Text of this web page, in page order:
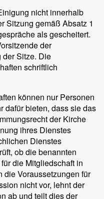
nicht innerhalb
Sitzung gemäß Absatz 1
als gescheitert.
der
der Sitze. Die
schriftlich
können nur Personen
dafür bieten, dass sie das
der Kirche
ihres Dienstes
Dienstes
ob die benannten
die Mitgliedschaft in
die Voraussetzungen für
nicht vor, lehnt der
ab und teilt dies der